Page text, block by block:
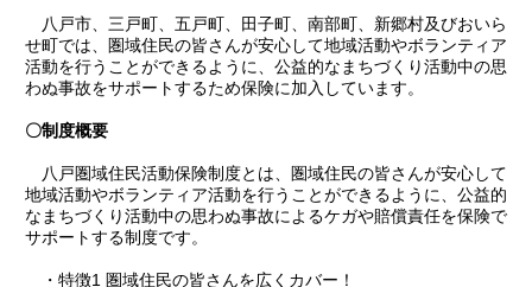
八戸市、三戸町、五戸町、田子町、南部町、新郷村及びおいら
せ町では、圏域住民の皆さんが安心して地域活動やボランティア
活動を行うことができるように、公益的なまちづくり活動中の思
わぬ事故をサポートするため保険に加入しています。
〇制度概要
八戸圏域住民活動保険制度とは、圏域住民の皆さんが安心して
地域活動やボランティア活動を行うことができるように、公益的
なまちづくり活動中の思わぬ事故によるケガや賠償責任を保険で
サポートする制度です。
・特徴1 圏域住民の皆さんを広くカバー！